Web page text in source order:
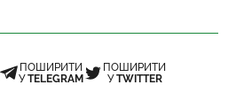
ПОШИРИТИ
УTELEGRAM
ПОШИРИТИ
УTWITTER